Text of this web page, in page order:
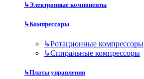
↳Электронные компоненты
↳Компрессоры
↳Ротационные компрессоры
↳Спиральные компрессоры
↳Платы управления